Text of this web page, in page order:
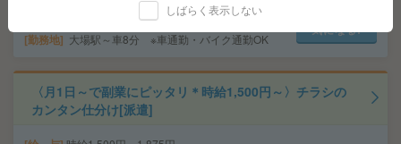
交通費支給有り
勤務地 大場駅～車8分 ※車通勤・バイク通勤OK
気になる!
〈月1日～で副業にピッタリ＊時給1,500円～〉チラシの
カンタン仕分け[派遣]
しばらく表示しない